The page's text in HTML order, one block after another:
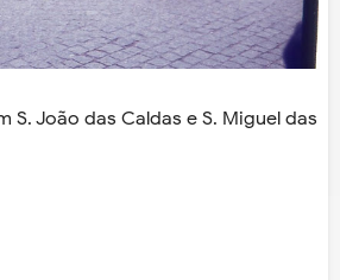
S. João das Caldas e S. Miguel das